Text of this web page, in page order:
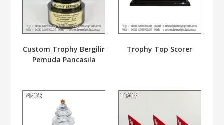
Custom Trophy Bergilir
Pemuda Pancasila
Trophy Top Scorer